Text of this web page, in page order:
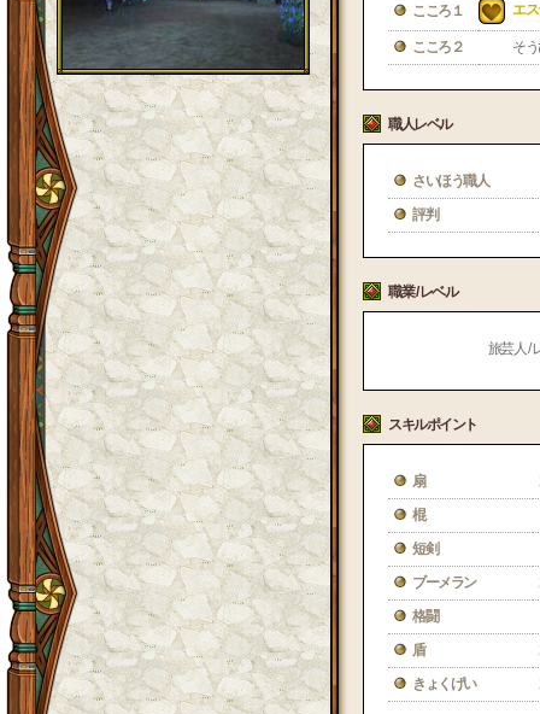
こころ１ エ
こころ２ そ
職人レベル
さいほう職人
評判
職業 / レベル
旅芸人 /
スキルポイント
扇
棍
短剣
ブーメラン
格闘
盾
きょくげい